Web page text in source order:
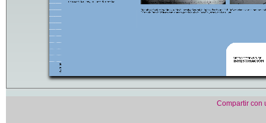
Compartir con